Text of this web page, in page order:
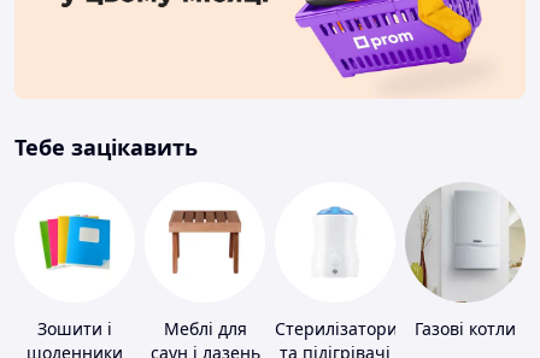
Тебе зацікавить
Зошити і
щоденники
Меблі для
саун і лазень
Стерилізатори
та підігрівачі
Газові котли